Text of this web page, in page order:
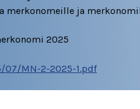
merkonomeille ja
2025
MN-2-2025-1.pdf